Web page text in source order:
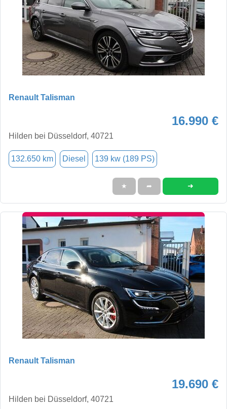
Renault Talisman
16.990 €
Hilden bei Düsseldorf, 40721
132.650 km Diesel 139 kw (189 PS)
★ ➦ ➜
Renault Talisman
19.690 €
Hilden bei Düsseldorf, 40721